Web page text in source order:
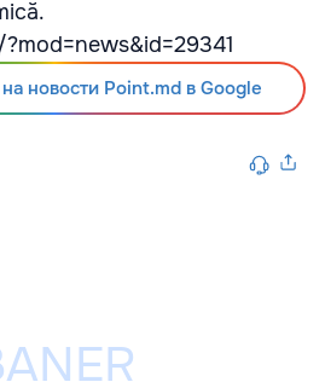
новости Point.md в Google